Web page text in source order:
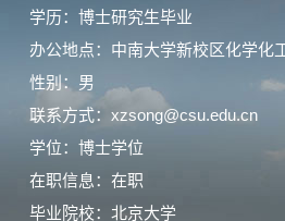
学历：博士研究生毕业
办公地点：中南大学新校区化学化
性别：男
联系方式：xzsong@csu.edu.cn
学位：博士学位
在职信息：在职
毕业院校：北京大学